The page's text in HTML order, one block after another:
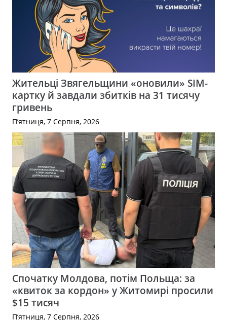
Жительці Звягельщини «оновили» SIM-
картку й завдали збитків на 31 тисячу
гривень
П’ятниця, 7 Серпня, 2026
Спочатку Молдова, потім Польща: за
«квиток за кордон» у Житомирі просили
$15 тисяч
П’ятниця, 7 Серпня, 2026